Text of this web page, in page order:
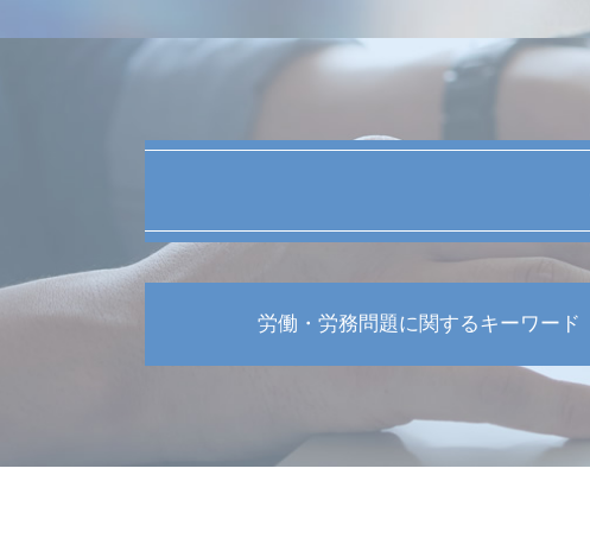
労働・労務問題に関するキーワード
就業規則作成 弁護士
労働 うつ病